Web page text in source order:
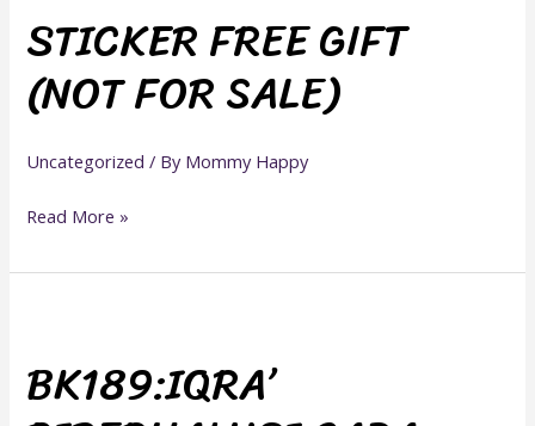
STICKER FREE GIFT
(NOT FOR SALE)
Uncategorized / By Mommy Happy
GIFT
FOR
Read More »
BK189:IQRA’
CARA